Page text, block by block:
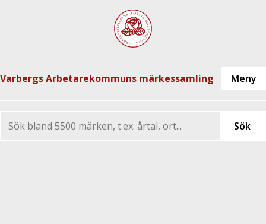
Varbergs Arbetarekommuns märkessamling